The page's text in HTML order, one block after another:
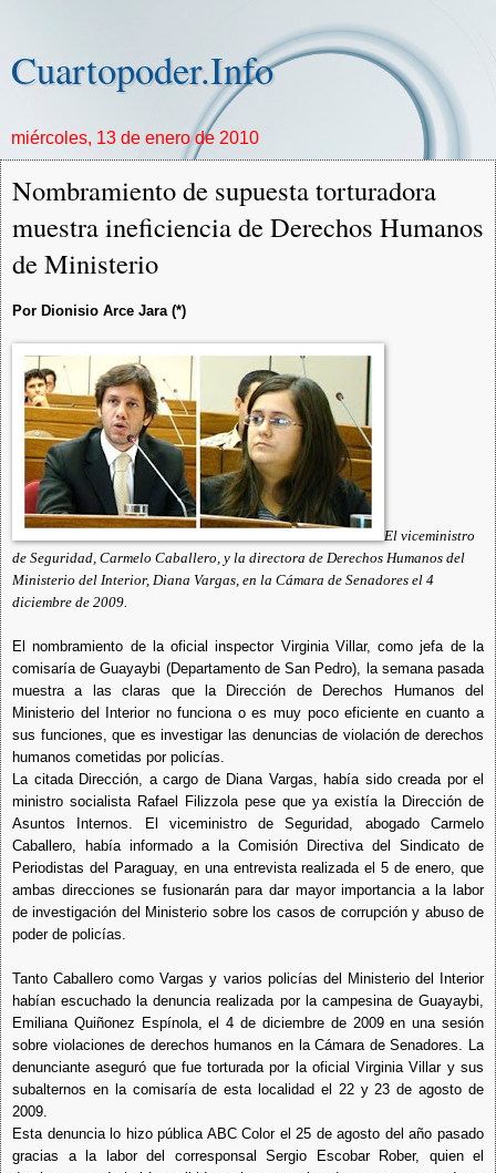
Cuartopoder.Info
miércoles, 13 de enero de 2010
Nombramiento de supuesta torturadora
muestra ineficiencia de Derechos Humanos
de Ministerio
Por Dionisio Arce Jara (*)
El viceministro
de Seguridad, Carmelo Caballero, y la directora de Derechos Humanos del
Ministerio del Interior, Diana Vargas, en la Cámara de Senadores el 4
diciembre de 2009.
El nombramiento de la oficial inspector Virginia Villar, como jefa de la
comisaría de Guayaybi (Departamento de San Pedro), la semana pasada
muestra a las claras que la Dirección de Derechos Humanos del
Ministerio del Interior no funciona o es muy poco eficiente en cuanto a
sus funciones, que es investigar las denuncias de violación de derechos
humanos cometidas por policías.
La citada Dirección, a cargo de Diana Vargas, había sido creada por el
ministro socialista Rafael Filizzola pese que ya existía la Dirección de
Asuntos Internos. El viceministro de Seguridad, abogado Carmelo
Caballero, había informado a la Comisión Directiva del Sindicato de
Periodistas del Paraguay, en una entrevista realizada el 5 de enero, que
ambas direcciones se fusionarán para dar mayor importancia a la labor
de investigación del Ministerio sobre los casos de corrupción y abuso de
poder de policías.
Tanto Caballero como Vargas y varios policías del Ministerio del Interior
habían escuchado la denuncia realizada por la campesina de Guayaybi,
Emiliana Quiñonez Espínola, el 4 de diciembre de 2009 en una sesión
sobre violaciones de derechos humanos en la Cámara de Senadores. La
denunciante aseguró que fue torturada por la oficial Virginia Villar y sus
subalternos en la comisaría de esta localidad el 22 y 23 de agosto de
2009.
Esta denuncia lo hizo pública ABC Color el 25 de agosto del año pasado
gracias a la labor del corresponsal Sergio Escobar Rober, quien el